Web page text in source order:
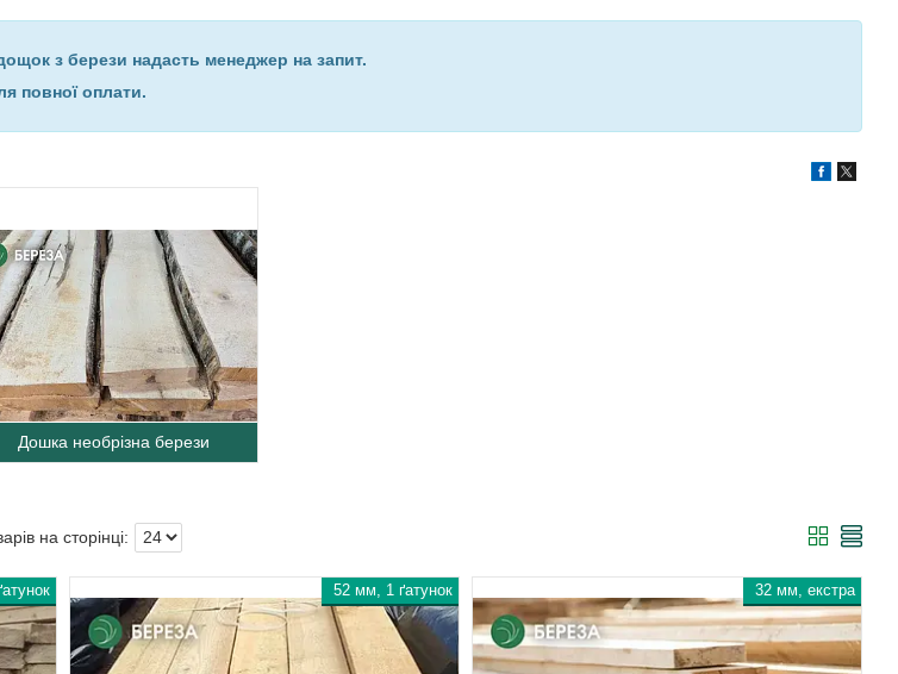
з берези надасть менеджер на запит.
повної оплати.
Дошка необрізна берези
52 мм, 1 ґатунок 32 мм, екстра